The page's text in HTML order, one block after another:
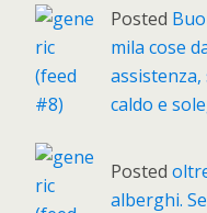
Posted
mila cose
caldo e
Posted
alberghi.